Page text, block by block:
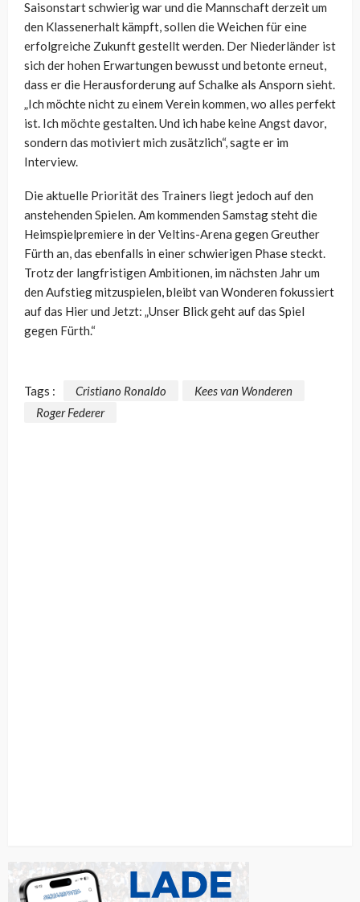
Saisonstart schwierig war und die Mannschaft derzeit um
den Klassenerhalt kämpft, sollen die Weichen für eine
erfolgreiche Zukunft gestellt werden. Der Niederländer ist
sich der hohen Erwartungen bewusst und betonte erneut,
dass er die Herausforderung auf Schalke als Ansporn sieht.
„Ich möchte nicht zu einem Verein kommen, wo alles perfekt
ist. Ich möchte gestalten. Und ich habe keine Angst davor,
sondern das motiviert mich zusätzlich“, sagte er im
Interview.
Die aktuelle Priorität des Trainers liegt jedoch auf den
anstehenden Spielen. Am kommenden Samstag steht die
Heimspielpremiere in der Veltins-Arena gegen Greuther
Fürth an, das ebenfalls in einer schwierigen Phase steckt.
Trotz der langfristigen Ambitionen, im nächsten Jahr um
den Aufstieg mitzuspielen, bleibt van Wonderen fokussiert
auf das Hier und Jetzt: „Unser Blick geht auf das Spiel
gegen Fürth.“
Tags : Cristiano Ronaldo
Kees van Wonderen
Roger Federer